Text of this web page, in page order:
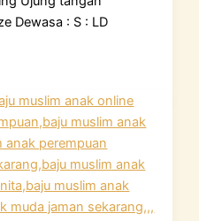
Dewasa : S : LD